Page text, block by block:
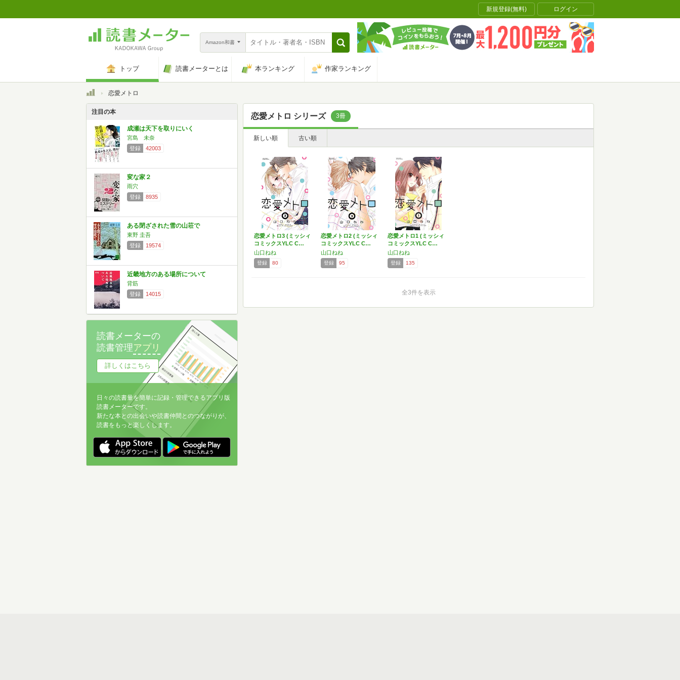
新規登録(無料) ログイン
Amazon和書
トップ 読書メーターとは 本ランキング 作家ランキング
トップ恋愛メトロ
恋愛メトロ シリーズ 3冊
新しい順 古い順
恋愛メトロ3 (ミッシィ
コミックスYLC C…
山口ねね
登録 80
恋愛メトロ2 (ミッシィ
コミックスYLC C…
山口ねね
登録 95
恋愛メトロ1 (ミッシィ
コミックスYLC C…
山口ねね
登録 135
全3件を表示
注目の本
成瀬は天下を取りにいく
宮島 未奈
登録
42003
変な家２
雨穴
登録
8935
ある閉ざされた雪の山荘で
東野 圭吾
登録
19574
近畿地方のある場所について
背筋
登録
14015
読書メーターの
読書管理アプリ
詳しくはこちら
日々の読書量を簡単に記録・管理できるアプリ版
読書メーターです。
新たな本との出会いや読書仲間とのつながりが、
読書をもっと楽しくします。